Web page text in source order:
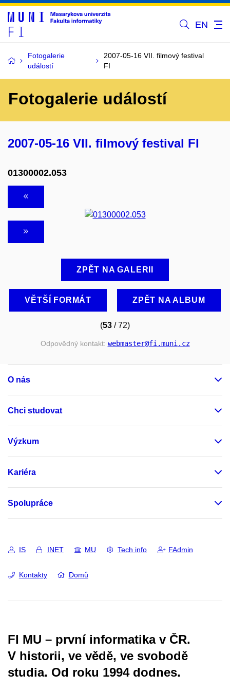
EN
Fotogalerie
událostí
2007-05-16 VII. filmový festival
FI
Fotogalerie událostí
2007-05-16 VII. filmový festival FI
01300002.053
ZPĚT NA GALERII
VĚTŠÍ FORMÁT ZPĚT NA ALBUM
(53 / 72)
Odpovědný kontakt: webmaster@fi.muni.cz
O nás
Chci studovat
Výzkum
Kariéra
Spolupráce
IS INET MU Tech info FAdmin
Kontakty Domů
FI MU – první informatika v ČR.
V historii, ve vědě, ve svobodě
studia. Od roku 1994 dodnes.